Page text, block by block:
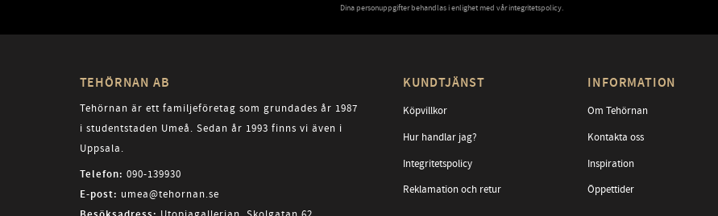
Dina personuppgifter behandlas i enlighet med vårintegritetspolicy.
TEHÖRNAN AB
Tehörnan är ett familjeföretag som grundades år 1987
i studentstaden Umeå. Sedan år 1993 finns vi även i
Uppsala.
Telefon: 090-139930
E-post: umea@tehornan.se
KUNDTJÄNST
Köpvillkor
Hur handlar jag?
Integritetspolicy
Reklamation och retur
INFORMATION
Om Tehörnan
Kontakta oss
Inspiration
Öppettider